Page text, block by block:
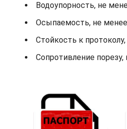
Водоупорность, не
Осыпаемость, не
Стойкость к
Сопротивление